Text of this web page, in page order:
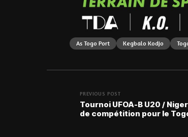
As Togo Port Kegbalo Kodjo
PREVIOUS POST
Tournoi UFOA-B U20 /
de compétition pour le